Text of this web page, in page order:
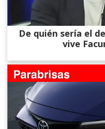
De quién sería el
vive